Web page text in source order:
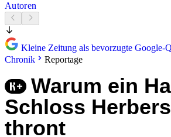
Autoren
Kleine Zeitung als bevorzugte Google-
Chronik
Reportage
Warum ein
Schloss
thront